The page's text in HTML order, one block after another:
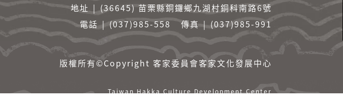
地址 ￨ (36645) 苗栗縣銅鑼鄉九湖村銅科南路6號
電話 ￨ (037)985-558
傳真 ￨ (037)985-991
版權所有©Copyright 客家委員會客家文化發展中心
Taiwan Hakka Culture Development Center